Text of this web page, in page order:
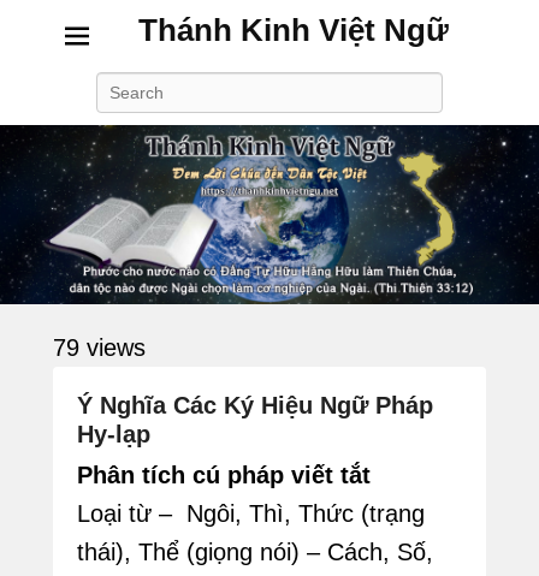
Thánh Kinh Việt Ngữ
79 views
Ý Nghĩa Các Ký Hiệu Ngữ Pháp
Hy-lạp
P
o
s
Phân tích cú pháp viết tắt
Loại từ – Ngôi, Thì, Thức (trạng
thái), Thể (giọng nói) – Cách, Số,